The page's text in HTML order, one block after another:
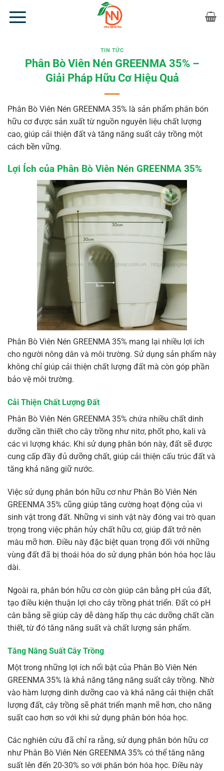
qua
TIN TỨC
Phân Bò Viên Nén GREENMA 35% –
Giải Pháp Hữu Cơ Hiệu Quả
Phân Bò Viên Nén GREENMA 35% là sản phẩm phân bón
hữu cơ được sản xuất từ nguồn nguyên liệu chất lượng
cao, giúp cải thiện đất và tăng năng suất cây trồng một
cách bền vững.
Lợi Ích của Phân Bò Viên Nén GREENMA 35%
Phân Bò Viên Nén GREENMA 35% mang lại nhiều lợi ích
cho người nông dân và môi trường. Sử dụng sản phẩm này
không chỉ giúp cải thiện chất lượng đất mà còn góp phần
bảo vệ môi trường.
Cải Thiện Chất Lượng Đất
Phân Bò Viên Nén GREENMA 35% chứa nhiều chất dinh
dưỡng cần thiết cho cây trồng như nitơ, phốt pho, kali và
các vi lượng khác. Khi sử dụng phân bón này, đất sẽ được
cung cấp đầy đủ dưỡng chất, giúp cải thiện cấu trúc đất và
tăng khả năng giữ nước.
Việc sử dụng phân bón hữu cơ như Phân Bò Viên Nén
GREENMA 35% cũng giúp tăng cường hoạt động của vi
sinh vật trong đất. Những vi sinh vật này đóng vai trò quan
trọng trong việc phân hủy chất hữu cơ, giúp đất trở nên
màu mỡ hơn. Điều này đặc biệt quan trọng đối với những
vùng đất đã bị thoái hóa do sử dụng phân bón hóa học lâu
dài.
Ngoài ra, phân bón hữu cơ còn giúp cân bằng pH của đất,
tạo điều kiện thuận lợi cho cây trồng phát triển. Đất có pH
cân bằng sẽ giúp cây dễ dàng hấp thụ các dưỡng chất cần
thiết, từ đó tăng năng suất và chất lượng sản phẩm.
Tăng Năng Suất Cây Trồng
Một trong những lợi ích nổi bật của Phân Bò Viên Nén
GREENMA 35% là khả năng tăng năng suất cây trồng. Nhờ
vào hàm lượng dinh dưỡng cao và khả năng cải thiện chất
lượng đất, cây trồng sẽ phát triển mạnh mẽ hơn, cho năng
suất cao hơn so với khi sử dụng phân bón hóa học.
Các nghiên cứu đã chỉ ra rằng, sử dụng phân bón hữu cơ
như Phân Bò Viên Nén GREENMA 35% có thể tăng năng
suất lên đến 20-30% so với phân bón hóa học. Điều này